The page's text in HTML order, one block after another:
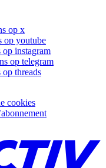
op x
op youtube
op instagram
op telegram
threads
cookies